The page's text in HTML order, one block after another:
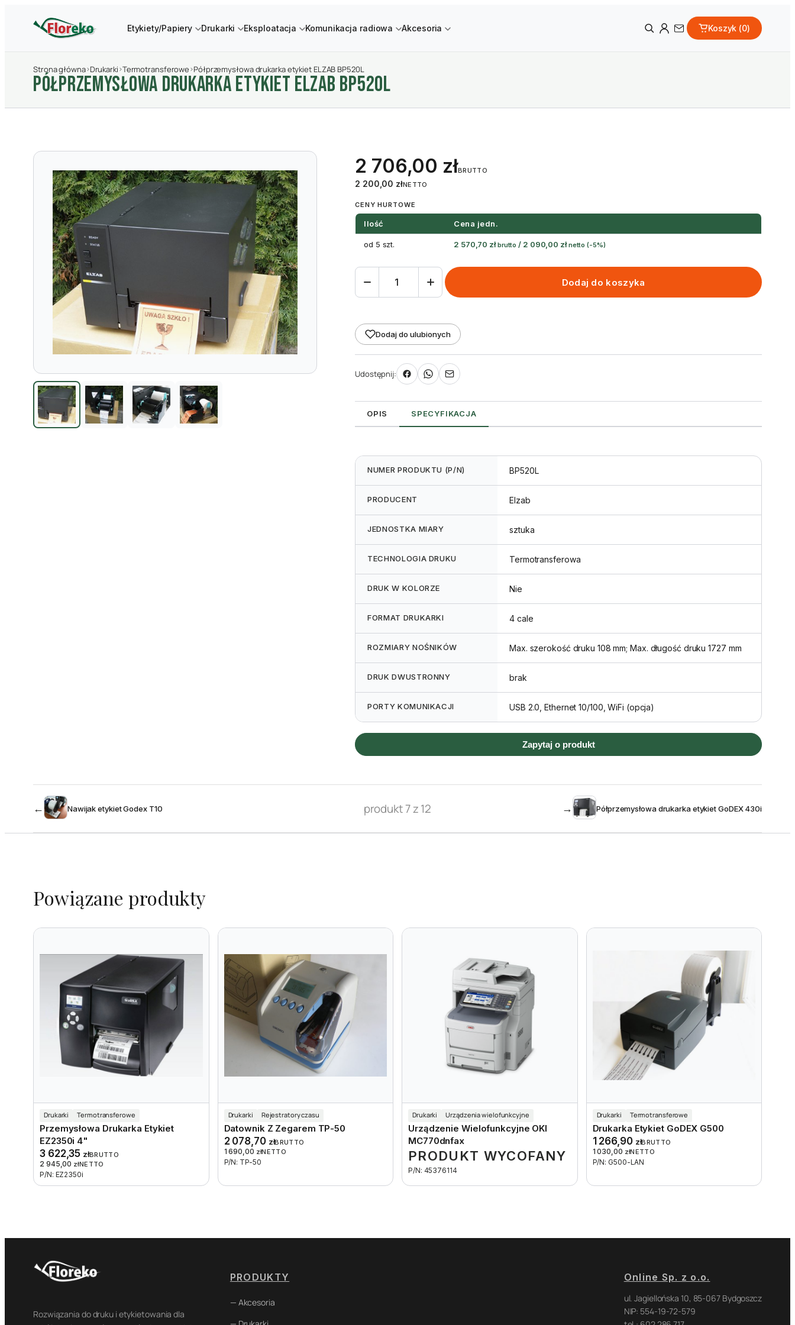
Etykiety/Papiery Drukarki Eksploatacja Komunikacja radiowa Akcesoria Koszyk (0)
Strona główna›Drukarki›Termotransferowe›Półprzemysłowa drukarka etykiet ELZAB BP520L
PółPRZEMYSłOWA DRUKARKA ETYKIET ELZAB BP520L
2 706,00 złBRUTTO
2 200,00 złNETTO
CENY HURTOWE
Ilość Cena jedn.
od 5 szt. 2 570,70 zł brutto / 2 090,00 zł netto (-5%)
ilość
Półprzemysłowa
etykiet
ELZAB
BP520L
Dodaj do koszyka
Dodaj do ulubionych
Udostępnij:
OPIS SPECYFIKACJA
NUMER PRODUKTU (P/N) BP520L
PRODUCENT Elzab
JEDNOSTKA MIARY sztuka
TECHNOLOGIA DRUKU Termotransferowa
DRUK W KOLORZE Nie
FORMAT DRUKARKI 4 cale
ROZMIARY NOŚNIKÓW Max. szerokość druku 108 mm; Max. długość druku 1727 mm
DRUK DWUSTRONNY brak
PORTY KOMUNIKACJI USB 2.0, Ethernet 10/100, WiFi (opcja)
Zapytaj o produkt
← Nawijak etykiet Godex T10 produkt 7 z 12 Półprzemysłowa drukarka etykiet GoDEX 430i
→
Powiązane produkty
Drukarki Termotransferowe
Przemysłowa Drukarka Etykiet
EZ2350i 4"
3 622,35 złBRUTTO
2 945,00 złNETTO
P/N: EZ2350i
Drukarki Rejestratory czasu
Datownik Z Zegarem TP-50
2 078,70 złBRUTTO
1 690,00 złNETTO
P/N: TP-50
Drukarki Urządzenia wielofunkcyjne
Urządzenie Wielofunkcyjne OKI
MC770dnfax
PRODUKT WYCOFANY
P/N: 45376114
Drukarki Termotransferowe
Drukarka Etykiet GoDEX G500
1 266,90 złBRUTTO
1 030,00 złNETTO
P/N: G500-LAN
Rozwiązania do druku i etykietowania dla
PRODUKTY
— Akcesoria
Online Sp. z o.o.
ul. Jagiellońska 10, 85-067 Bydgoszcz
NIP: 554-19-72-579